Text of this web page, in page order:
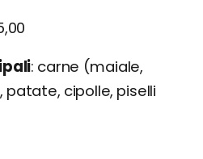
carne (maiale,
cipolle, piselli